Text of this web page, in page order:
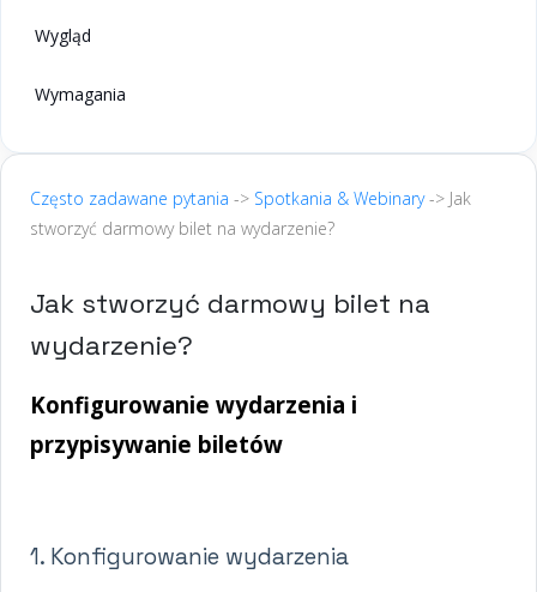
Wygląd
Wymagania
Często zadawane pytania -> Spotkania & Webinary-> Jak
stworzyć darmowy bilet na wydarzenie?
Jak stworzyć darmowy bilet na
wydarzenie?
Konfigurowanie wydarzenia i
przypisywanie biletów
1. Konfigurowanie wydarzenia